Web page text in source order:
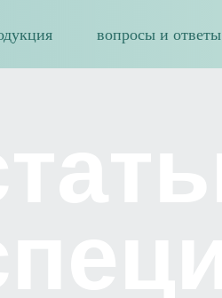
вопросы и ответы